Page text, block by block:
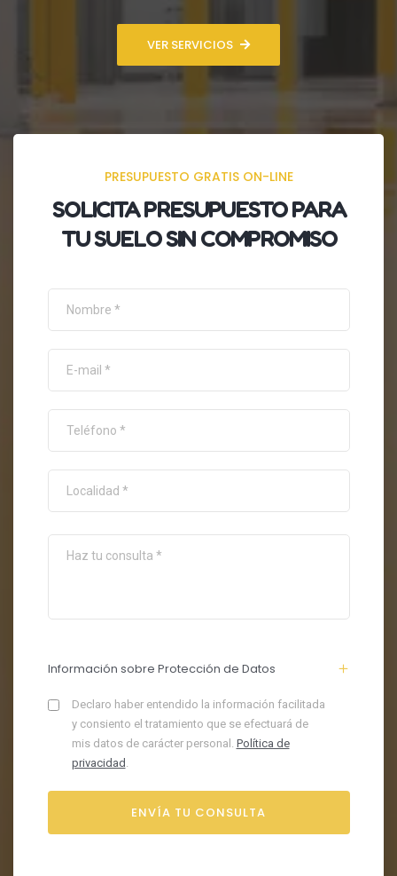
VER SERVICIOS
PRESUPUESTO GRATIS ON-LINE
SOLICITAPRESUPUESTOPARA
TU SUELO SIN COMPROMISO
Información sobre Protección de Datos
Declaro haber entendido la información facilitada
y consiento el tratamiento que se efectuará de
mis datos de carácter personal. Política de
privacidad .